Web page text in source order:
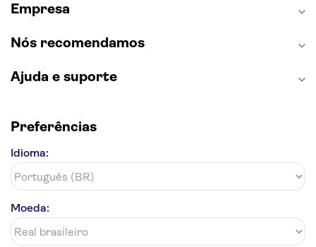
Empresa
Nós recomendamos
Ajuda e suporte
Preferências
Idioma:
Moeda: